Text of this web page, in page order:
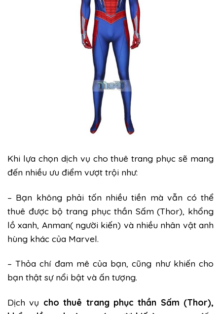
Khi lựa chọn dịch vụ cho thuê trang phục sẽ mang
đến nhiều ưu điểm vượt trội như:
– Bạn không phải tốn nhiều tiền mà vẫn có thể
thuê được bộ trang phục thần Sấm (Thor), khổng
lồ xanh, Anman( người kiến) và nhiều nhân vật anh
hùng khác của Marvel.
– Thỏa chí đam mê của bạn, cũng như khiến cho
bạn thật sự nổi bật và ấn tượng.
Dịch vụ cho thuê trang phục thần Sấm (Thor),